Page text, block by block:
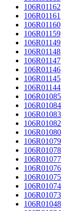
106R01162
106R01161
106R01160
106R01159
106R01149
106R01148
106R01147
106R01146
106R01145
106R01144
106R01085
106R01084
106R01083
106R01082
106R01080
106R01079
106R01078
106R01077
106R01076
106R01075
106R01074
106R01073
106R01048